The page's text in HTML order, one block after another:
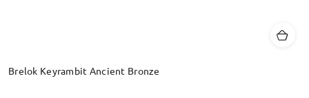
Brelok Keyrambit Ancient Bronze